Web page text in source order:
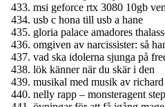
msi geforce rtx 3080 10gb
usb c hona till usb a hane
gloria palace amadores
omgiven av narcissister: så
vad ska idolerna sjunga på
lök känner när du skär i den
musikal med musik av
nelly rapp – monsteragent